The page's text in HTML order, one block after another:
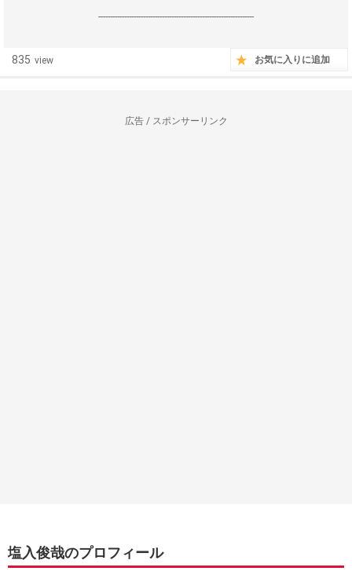
------------------------------------------------------------------
835 view お気に入りに追加
広告 / スポンサーリンク
塩入俊哉のプロフィール